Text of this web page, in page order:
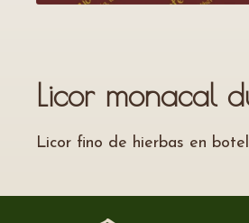
Licor monacal
Licor fino de hierbas en